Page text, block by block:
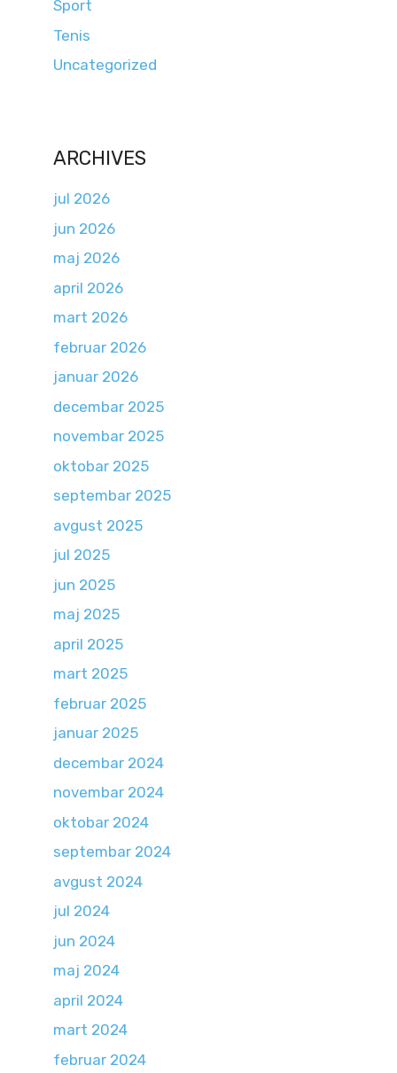
Sport
Tenis
Uncategorized
ARCHIVES
jul 2026
jun 2026
maj 2026
april 2026
mart 2026
februar 2026
januar 2026
decembar 2025
novembar 2025
oktobar 2025
septembar 2025
avgust 2025
jul 2025
jun 2025
maj 2025
april 2025
mart 2025
februar 2025
januar 2025
decembar 2024
novembar 2024
oktobar 2024
septembar 2024
avgust 2024
jul 2024
jun 2024
maj 2024
april 2024
mart 2024
februar 2024